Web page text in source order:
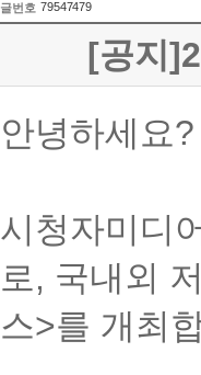
글번호 79547479
[공지
안녕하세요?
시청자미디
로, 국내외
스>를 개최